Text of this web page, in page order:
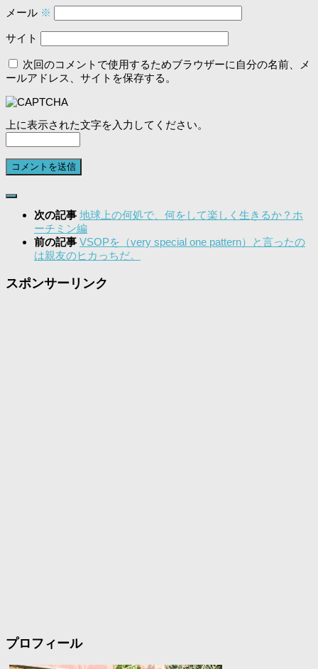
メール ※
サイト
次回のコメントで使用するためブラウザーに自分の名前、メ
ールアドレス、サイトを保存する。
上に表示された文字を入力してください。
次の記事 地球上の何処で、何をして楽しく生きるか？ホ
ーチミン編
前の記事 VSOPを（very special one pattern）と言ったの
は親友のヒカっちだ。
スポンサーリンク
プロフィール